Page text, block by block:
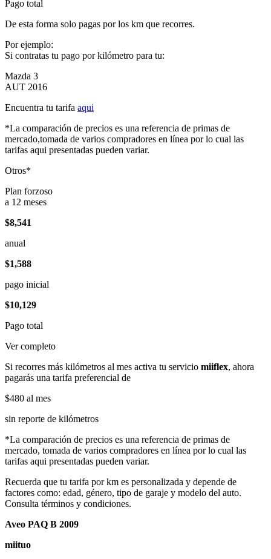
Pago total
De esta forma solo pagas por los km que recorres.
Por ejemplo:
Si contratas tu pago por kilómetro para tu:
Mazda 3
AUT 2016
Encuentra tu tarifa aqui
*La comparación de precios es una referencia de primas de
mercado,tomada de varios compradores en línea por lo cual las
tarifas aqui presentadas pueden variar.
Otros*
Plan forzoso
a 12 meses
$8,541
anual
$1,588
pago inicial
$10,129
Pago total
Ver completo
Si recorres más kilómetros al mes activa tu servicio miiflex, ahora
pagarás una tarifa preferencial de
$480 al mes
sin reporte de kilómetros
*La comparación de precios es una referencia de primas de
mercado, tomada de varios compradores en línea por lo cual las
tarifas aqui presentadas pueden variar.
Recuerda que tu tarifa por km es personalizada y depende de
factores como: edad, género, tipo de garaje y modelo del auto.
Consulta términos y condiciones.
Aveo PAQ B 2009
miituo